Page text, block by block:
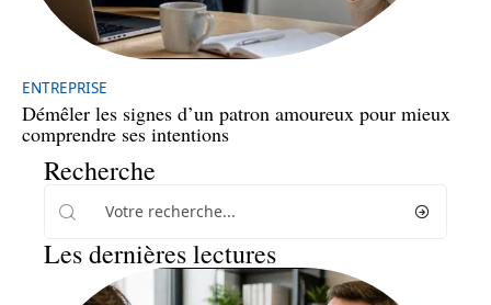
ENTREPRISE
Démêler les signes d’un patron amoureux pour mieux
comprendre ses intentions
Recherche
Les dernières lectures